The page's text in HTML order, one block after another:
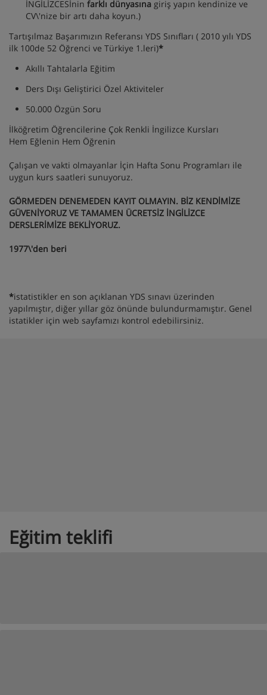
İNGİLİZCESİnin farklı dünyasına giriş yapın kendinize ve
CV\'nize bir artı daha koyun.)
Tartışılmaz Başarımızın Referansı YDS Sınıfları ( 2010 yılı YDS
ilk 100de 52 Öğrenci ve Türkiye 1.leri)*
Akıllı Tahtalarla Eğitim
Ders Dışı Geliştirici Özel Aktiviteler
50.000 Özgün Soru
İlköğretim Öğrencilerine Çok Renkli İngilizce Kursları
Hem Eğlenin Hem Öğrenin
Çalışan ve vakti olmayanlar İçin Hafta Sonu Programları ile
uygun kurs saatleri sunuyoruz.
GÖRMEDEN DENEMEDEN KAYIT OLMAYIN. BİZ KENDİMİZE
GÜVENİYORUZ VE TAMAMEN ÜCRETSİZ İNGİLİZCE
DERSLERİMİZE BEKLİYORUZ.
1977\'den beri
*istatistikler en son açıklanan YDS sınavı üzerinden
yapılmıştır, diğer yıllar göz önünde bulundurmamıştır. Genel
istatikler için web sayfamızı kontrol edebilirsiniz.
Eğitim teklifi